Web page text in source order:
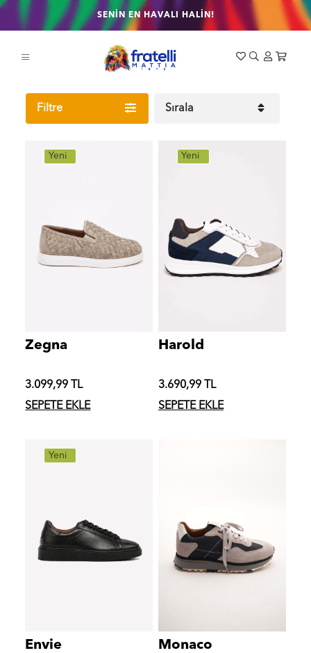
SENİN EN HAVALI HALİN!
Filtre Sırala
Yeni
Zegna
3.099,99 TL
SEPETE EKLE
Yeni
Harold
3.690,99 TL
SEPETE EKLE
Yeni
Envie Monaco